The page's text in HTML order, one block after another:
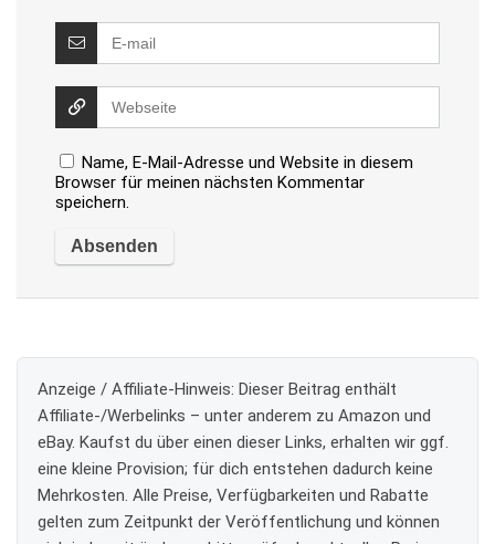
Name, E-Mail-Adresse und Website in diesem
Browser für meinen nächsten Kommentar
speichern.
Anzeige / Affiliate-Hinweis: Dieser Beitrag enthält
Affiliate-/Werbelinks – unter anderem zu Amazon und
eBay. Kaufst du über einen dieser Links, erhalten wir ggf.
eine kleine Provision; für dich entstehen dadurch keine
Mehrkosten. Alle Preise, Verfügbarkeiten und Rabatte
gelten zum Zeitpunkt der Veröffentlichung und können